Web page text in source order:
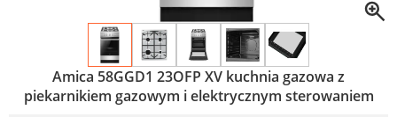
Amica 58GGD1 23OFP XV kuchnia gazowa z
piekarnikiem gazowym i elektrycznym sterowaniem